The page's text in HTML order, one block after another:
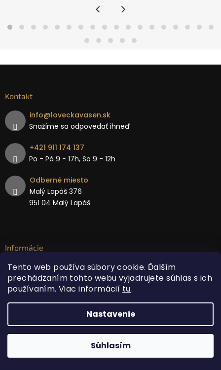
Tento web používa súbory cookie. Ďalším
prechádzaním tohto webu vyjadrujete súhlas s ich
používaním. Viac informácií tu.
Nastavenie
Súhlasím
< >
Kontakt
info@loveckavasen.sk
Snažíme sa odpovedať ihneď
+421 911 174 137
Po - Pá 9 − 17h, So 9 - 12h
Odberné miesto
Malý Lapáš 376
951 04 Malý Lapáš
Informácie
O nás
Kontakt
Všetko o nakupování
Obchodné podmienky